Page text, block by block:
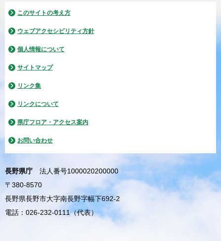
このサイトの考え方
ウェブアクセシビリティ方針
個人情報について
サイトマップ
リンク集
リンクについて
県庁フロア・アクセス案内
お問い合わせ
長野県庁
法人番号1000020200000
〒380-8570
長野県長野市大字南長野字幅下692-2
電話：026-232-0111（代表）